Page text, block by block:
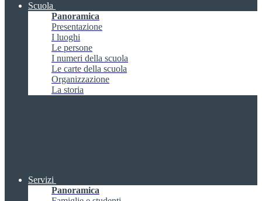
Scuola
Panoramica
Presentazione
I luoghi
Le persone
I numeri della scuola
Le carte della scuola
Organizzazione
La storia
Servizi
Panoramica